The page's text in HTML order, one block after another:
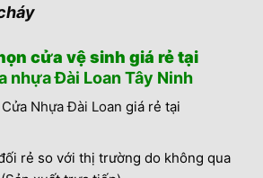
cửa vệ sinh giá rẻ tại
nhựa Đài Loan Tây Ninh
Cửa Nhựa Đài Loan giá rẻ tại
rẻ so với thị trường do không qua